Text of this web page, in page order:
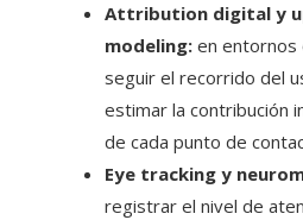
Attribution digital y
modeling: en entornos
seguir el recorrido del
estimar la contribución
de cada punto de
Eye tracking y
registrar el nivel de